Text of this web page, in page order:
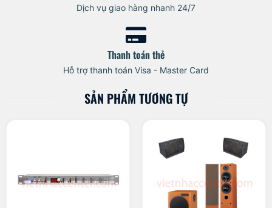
Dịch vụ giao hàng nhanh 24/7
Thanh toán thẻ
Hỗ trợ thanh toán Visa - Master Card
SẢN PHẨM TƯƠNG TỰ